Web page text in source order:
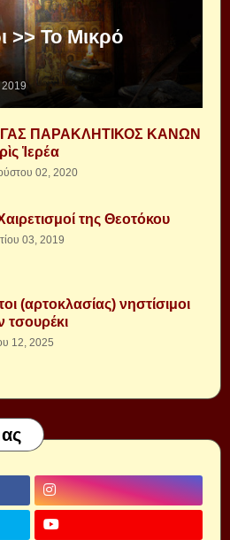
>> Το Μικρό
2019
ΠΑΡΑΚΛΗΤΙΚΟΣ ΚΑΝΩΝ
Ἱερέα
02, 2020
της Θεοτόκου
03, 2019
(αρτοκλασίας) νηστίσιμοι
τσουρέκι
12, 2025